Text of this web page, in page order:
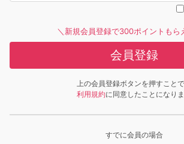
＼新規会員登録で300ポイントもら
会員登録
上の会員登録ボタンを押すことで
利用規約に同意したことになり
すでに会員の場合